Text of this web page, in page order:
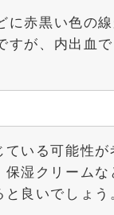
に赤黒い色の
すが、内出血で
ている可能性が
保湿クリームな
良いでしょう